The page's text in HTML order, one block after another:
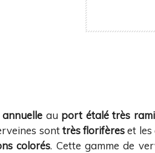
au port étalé très
sonttrès florifèreset les
colorés. Cette gamme de